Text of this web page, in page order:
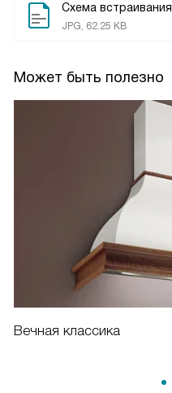
Схема встраивания
JPG, 62.25 KB
Может быть полезно
Вечная классика